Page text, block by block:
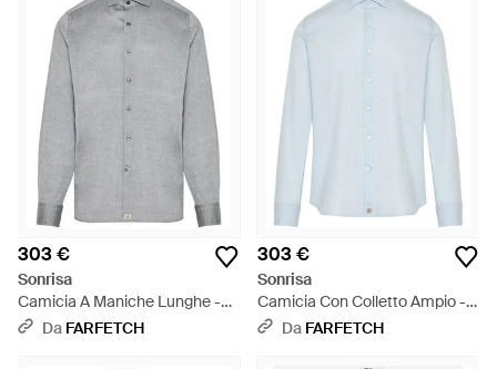
303 €
Sonrisa
Camicia A Maniche Lunghe -
Grigio
Da FARFETCH
303 €
Sonrisa
Camicia Con Colletto Ampio -
Blu Da FARFETCH